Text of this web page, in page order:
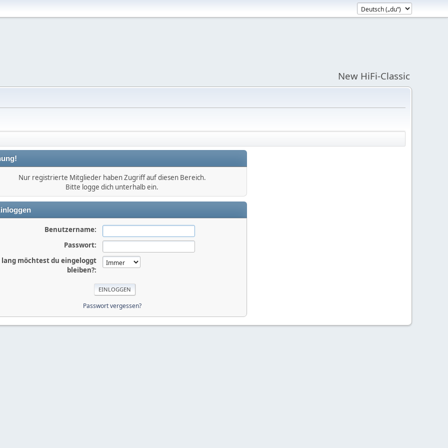
New HiFi-Classic
Nur registrierte Mitglieder haben Zugriff auf diesen Bereich.
Bitte logge dich unterhalb ein.
Benutzername:
Passwort:
lang möchtest du eingeloggt
bleiben?:
Passwort vergessen?